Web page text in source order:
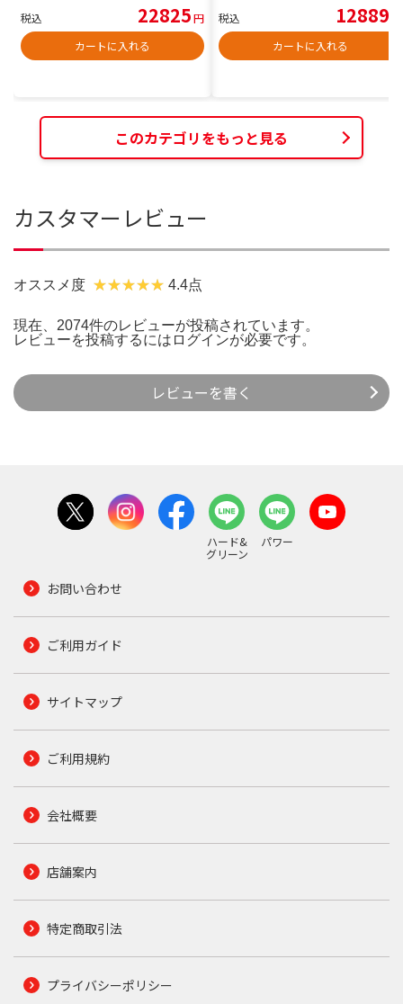
税込 22825円
カートに入れる
税込 12889
カートに入れる
このカテゴリをもっと見る
カスタマーレビュー
オススメ度 4.4点
現在、2074件のレビューが投稿されています。
レビューを投稿するには ログインが必要です。
レビューを書く
ハード&
グリーン
パワー
お問い合わせ
ご利用ガイド
サイトマップ
ご利用規約
会社概要
店舗案内
特定商取引法
プライバシーポリシー